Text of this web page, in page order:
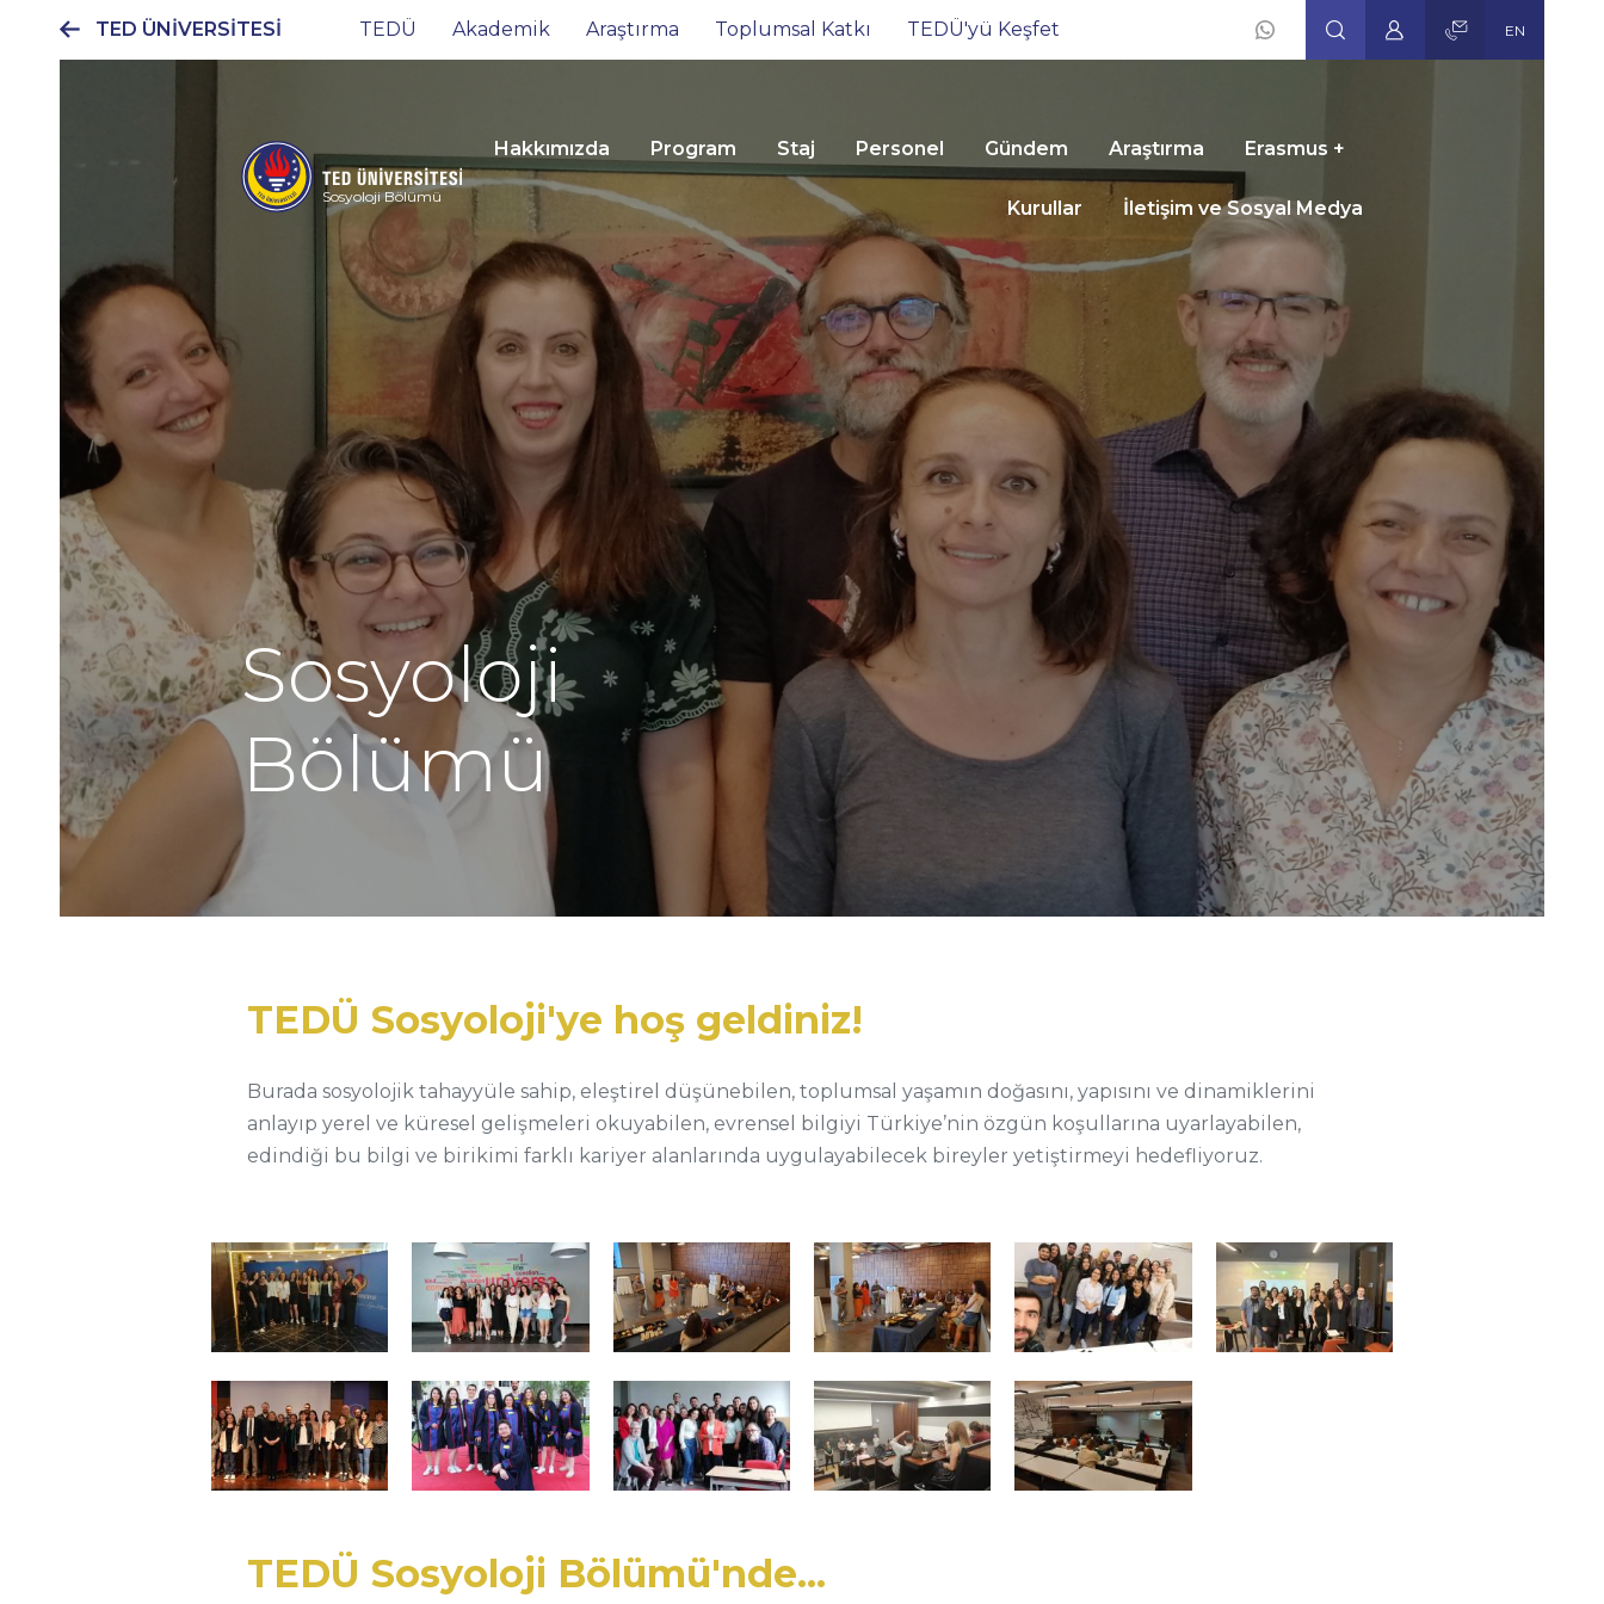
TED ÜNİVERSİTESİ
Ana
menüsü
TEDÜ Akademik Araştırma Toplumsal Katkı TEDÜ'yü Keşfet
Social
EN
Sosyoloji
Bölümü
Sosyoloji Bölümü
Hakkımızda Program Staj Personel Gündem Araştırma Erasmus +
Kurullar İletişim ve Sosyal Medya
TEDÜ Sosyoloji'ye hoş geldiniz!
Burada sosyolojik tahayyüle sahip, eleştirel düşünebilen, toplumsal yaşamın doğasını, yapısını ve dinamiklerini
anlayıp yerel ve küresel gelişmeleri okuyabilen, evrensel bilgiyi Türkiye’nin özgün koşullarına uyarlayabilen,
edindiği bu bilgi ve birikimi farklı kariyer alanlarında uygulayabilecek bireyler yetiştirmeyi hedefliyoruz.
TEDÜ Sosyoloji Bölümü'nde...